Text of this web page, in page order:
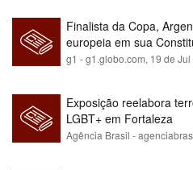
Finalista da Copa,
europeia em sua
para maioria branca
g1 - g1.globo.com, 19 de
Exposição reelabora
LGBT+ em Fortaleza
Agência Brasil -